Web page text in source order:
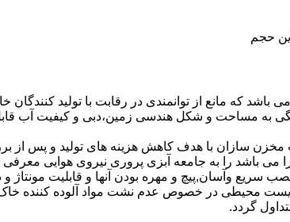
حجم
که مانع از توانمندی در رقابت با تولید
به مساحت و شکل هندسی زمین،دبی و کیفیت آب
سازان با هدف کاهش هزینه های تولید و پس از
باشد را به جامعه آبزی پروری نیروی هوایی
و مهره بودن آنها و قابلیت مونتاژ و
محیطی در خصوص عدم نشت مواد آلوده کننده
گردد.